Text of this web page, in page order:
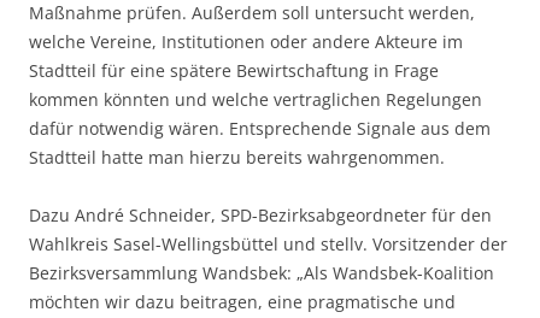
Maßnahme prüfen. Außerdem soll untersucht werden,
welche Vereine, Institutionen oder andere Akteure im
Stadtteil für eine spätere Bewirtschaftung in Frage
kommen könnten und welche vertraglichen Regelungen
dafür notwendig wären. Entsprechende Signale aus dem
Stadtteil hatte man hierzu bereits wahrgenommen.
Dazu André Schneider, SPD-Bezirksabgeordneter für den
Wahlkreis Sasel-Wellingsbüttel und stellv. Vorsitzender der
Bezirksversammlung Wandsbek: „Als Wandsbek-Koalition
möchten wir dazu beitragen, eine pragmatische und